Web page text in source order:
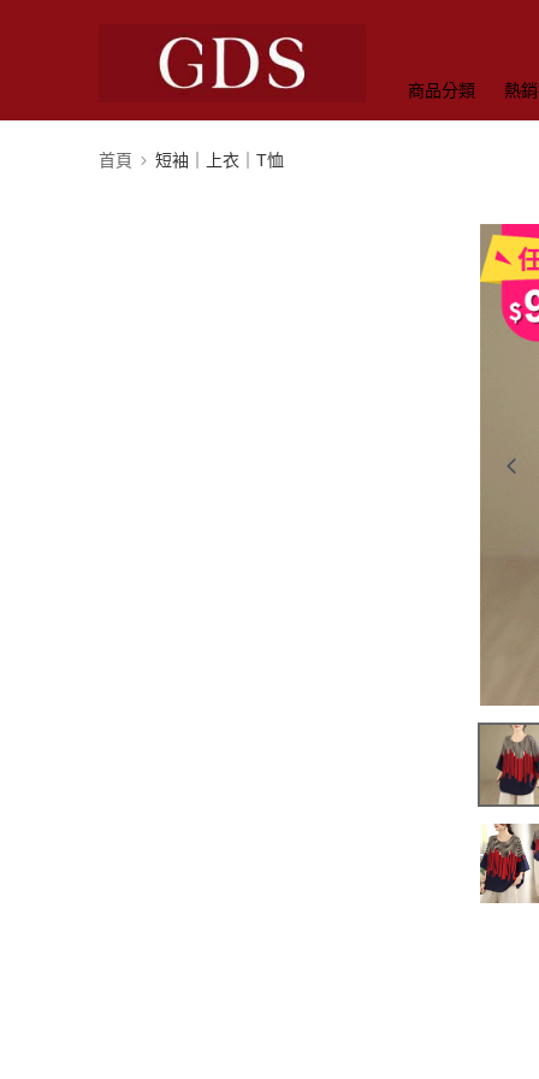
商品分類 熱
首頁 短袖｜上衣｜T恤